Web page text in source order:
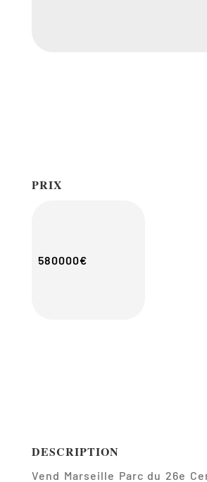
PRIX
580000€
DESCRIPTION
Vend Marseille Parc du 26e